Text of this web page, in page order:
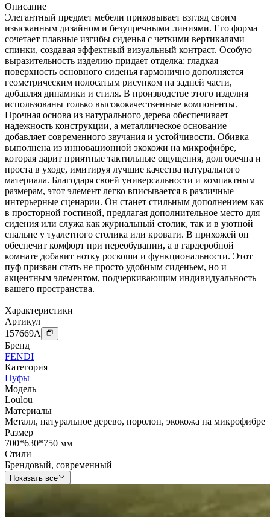
Описание
Элегантный предмет мебели приковывает взгляд своим
изысканным дизайном и безупречными линиями. Его форма
сочетает плавные изгибы сиденья с четкими вертикалями
спинки, создавая эффектный визуальный контраст. Особую
выразительность изделию придает отделка: гладкая
поверхность основного сиденья гармонично дополняется
геометрическим полосатым рисунком на задней части,
добавляя динамики и стиля. В производстве этого изделия
использованы только высококачественные компоненты.
Прочная основа из натурального дерева обеспечивает
надежность конструкции, а металлическое основание
добавляет современного звучания и устойчивости. Обивка
выполнена из инновационной экокожи на микрофибре,
которая дарит приятные тактильные ощущения, долговечна и
проста в уходе, имитируя лучшие качества натурального
материала. Благодаря своей универсальности и компактным
размерам, этот элемент легко вписывается в различные
интерьерные сценарии. Он станет стильным дополнением как
в просторной гостиной, предлагая дополнительное место для
сидения или служа как журнальный столик, так и в уютной
спальне у туалетного столика или кровати. В прихожей он
обеспечит комфорт при переобувании, а в гардеробной
комнате добавит нотку роскоши и функциональности. Этот
пуф призван стать не просто удобным сиденьем, но и
акцентным элементом, подчеркивающим индивидуальность
вашего пространства.
Характеристики
Артикул
157669A
Бренд
FENDI
Категория
Пуфы
Модель
Loulou
Материалы
Металл, натуральное дерево, поролон, экокожа на микрофибре
Размер
700*630*750 мм
Стили
Брендовый, современный
Показать все